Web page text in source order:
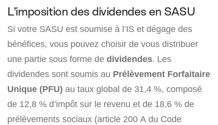
L’imposition des dividendes en SASU
Si votre SASU est soumise à l’IS et dégage des
bénéfices, vous pouvez choisir de vous distribuer
une partie sous forme de dividendes. Les
dividendes sont soumis au Prélèvement Forfaitaire
Unique (PFU) au taux global de 31,4 %, composé
de 12,8 % d’impôt sur le revenu et de 18,6 % de
prélèvements sociaux (article 200 A du Code